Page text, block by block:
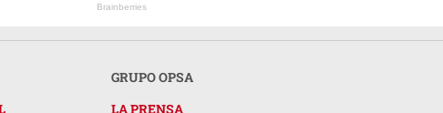
Brainberries
GRUPO OPSA
LA PRENSA